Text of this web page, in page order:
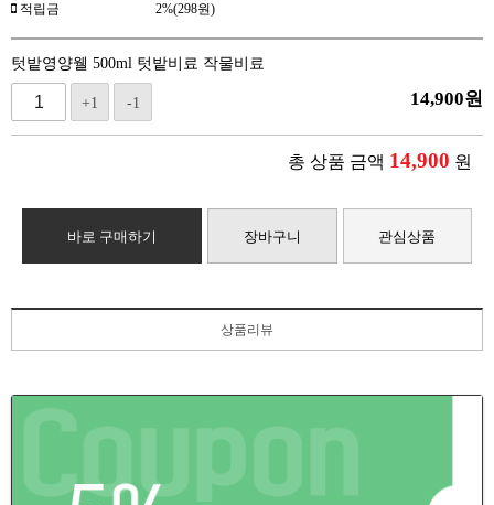
적립금 2%(298원)
텃밭영양웰 500ml 텃밭비료 작물비료
+1 -1 14,900원
총 상품 금액 14,900 원
바로 구매하기 장바구니 관심상품
상품리뷰